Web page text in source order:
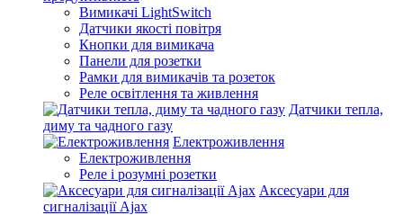
Вимикачі LightSwitch
Датчики якості повітря
Кнопки для вимикача
Панели для розетки
Рамки для вимикачів та розеток
Реле освітлення та живлення
Датчики тепла,
диму та чадного газу
Електроживлення
Електроживлення
Реле і розумні розетки
Аксесуари для
сигналізації Ajax